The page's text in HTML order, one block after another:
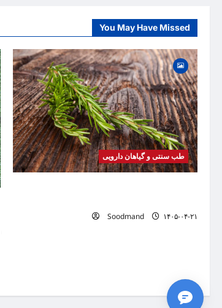
You May Have Missed
طب سنتی و گیاهان دارویی
Soodmand
۱۴۰۵-۰۴-۲۱